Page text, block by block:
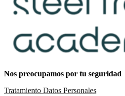
Nos preocupamos por tu seguridad
Tratamiento Datos Personales